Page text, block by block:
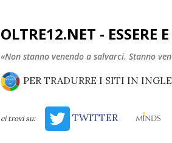
OLTRE12.NET - ESSERE
«Non stanno venendo a salvarci. Stanno
PER TRADURRE I SITI IN
ci trovi su: TWITTER